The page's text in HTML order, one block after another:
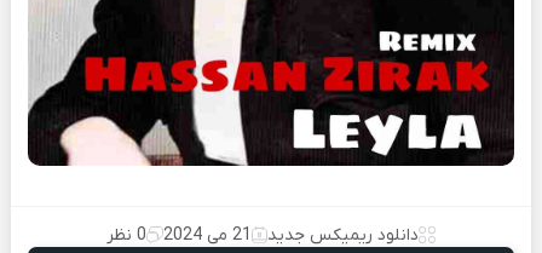
دانلود ریمیکس جدید 21 می 2024
0 نظر